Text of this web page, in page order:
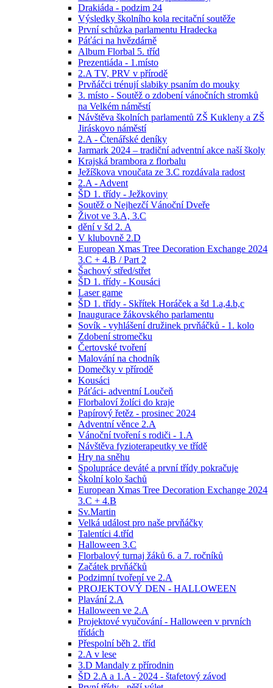
Drakiáda - podzim 24
Výsledky školního kola recitační soutěže
První schůzka parlamentu Hradecka
Páťáci na hvězdárně
Album Florbal 5. tříd
Prezentiáda - 1.místo
2.A TV, PRV v přírodě
Prvňáčci trénují slabiky psaním do mouky
3. místo - Soutěž o zdobení vánočních stromků
na Velkém náměstí
Návštěva školních parlamentů ZŠ Kukleny a ZŠ
Jiráskovo náměstí
2.A - Čtenářské deníky
Jarmark 2024 – tradiční adventní akce naší školy
Krajská brambora z florbalu
Ježíškova vnoučata ze 3.C rozdávala radost
2.A - Advent
ŠD 1. třídy - Ježkoviny
Soutěž o Nejhezčí Vánoční Dveře
Život ve 3.A, 3.C
dění v šd 2. A
V klubovně 2.D
European Xmas Tree Decoration Exchange 2024
3.C + 4.B / Part 2
Šachový střed/střet
ŠD 1. třídy - Kousáci
Laser game
ŠD 1. třídy - Skřítek Horáček a šd 1.a,4.b,c
Inaugurace žákovského parlamentu
Sovík - vyhlášení družinek prvňáčků - 1. kolo
Zdobení stromečku
Čertovské tvoření
Malování na chodník
Domečky v přírodě
Kousáci
Páťáci- adventní Loučeň
Florbaloví žolíci do kraje
Papírový řetěz - prosinec 2024
Adventní věnce 2.A
Vánoční tvoření s rodiči - 1.A
Návštěva fyzioterapeutky ve třídě
Hry na sněhu
Spolupráce deváté a první třídy pokračuje
Školní kolo šachů
European Xmas Tree Decoration Exchange 2024
3.C + 4.B
Sv.Martin
Velká událost pro naše prvňáčky
Talentíci 4.tříd
Halloween 3.C
Florbalový turnaj žáků 6. a 7. ročníků
Začátek prvňáčků
Podzimní tvoření ve 2.A
PROJEKTOVÝ DEN - HALLOWEEN
Plavání 2.A
Halloween ve 2.A
Projektové vyučování - Halloween v prvních
třídách
Přespolní běh 2. tříd
2.A v lese
3.D Mandaly z přírodnin
ŠD 2.A a 1.A - 2024 - štafetový závod